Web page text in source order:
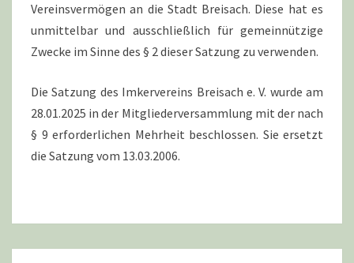
Vereinsvermögen an die Stadt Breisach. Diese hat es
unmittelbar und ausschließlich für gemeinnützige
Zwecke im Sinne des § 2 dieser Satzung zu verwenden.
Die Satzung des Imkervereins Breisach e. V. wurde am
28.01.2025 in der Mitgliederversammlung mit der nach
§ 9 erforderlichen Mehrheit beschlossen. Sie ersetzt
die Satzung vom 13.03.2006.